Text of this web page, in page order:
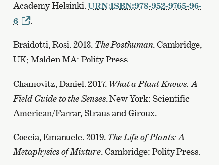
Academy Helsinki.URN:ISBN:978-952-9765-96-
6
.
Braidotti, Rosi. 2013. The Posthuman. Cambridge,
UK; Malden MA: Polity Press.
Chamovitz, Daniel. 2017. What a Plant Knows: A
Field Guide to the Senses. New York: Scientific
American/Farrar, Straus and Giroux.
Coccia, Emanuele. 2019. The Life of Plants: A
Metaphysics of Mixture. Cambridge: Polity Press.